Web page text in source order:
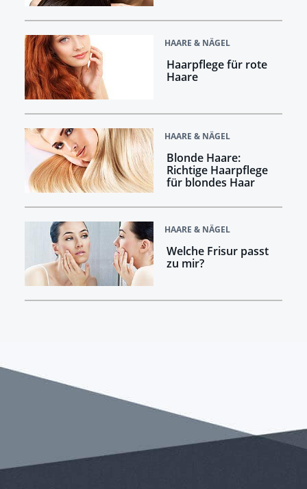
HAARE & NÄGEL
Haarpflege für rote
Haare
HAARE & NÄGEL
Blonde Haare:
Richtige Haarpflege
für blondes Haar
HAARE & NÄGEL
Welche Frisur passt
zu mir?